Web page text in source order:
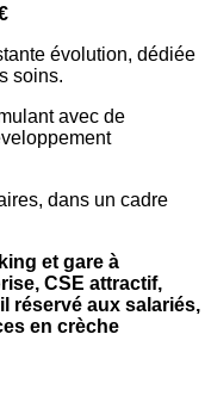
évolution, dédiée
soins.
avec de
dans un cadre
et gare à
CSE attractif,
réservé aux salariés,
en crèche